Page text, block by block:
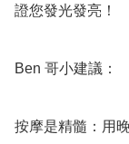
證您發光發亮！
Ben 哥小建議：
按摩是精髓：用